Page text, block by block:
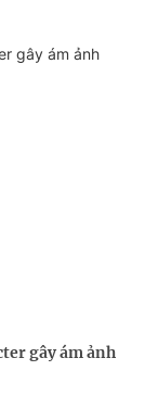
gây ám ảnh